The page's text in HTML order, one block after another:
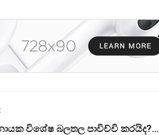
විශේෂ බලතල පාවිච්චි කරයිද?…